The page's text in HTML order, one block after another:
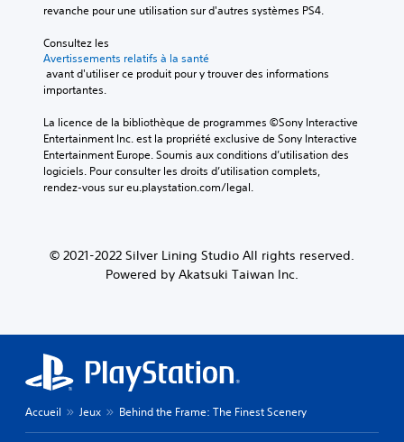
revanche pour une utilisation sur d'autres systèmes PS4.
Consultez les
Avertissements relatifs à la santé
importantes.
La licence de la bibliothèque de programmes ©Sony Interactive
Entertainment Inc. est la propriété exclusive de Sony Interactive
Entertainment Europe. Soumis aux conditions d’utilisation des
logiciels. Pour consulter les droits d’utilisation complets,
rendez-vous sur eu.playstation.com/legal.
© 2021-2022 Silver Lining Studio All rights reserved.
Powered by Akatsuki Taiwan Inc.
Accueil Jeux Behind the Frame: The Finest Scenery